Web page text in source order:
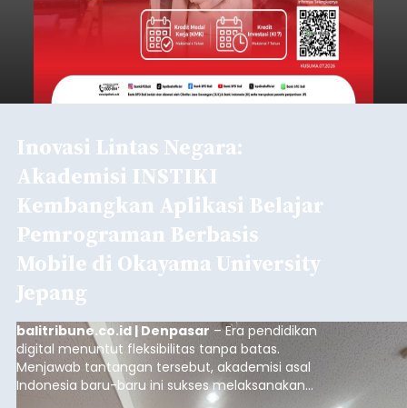
Inovasi Lintas Negara:
Akademisi INSTIKI
Kembangkan Aplikasi Belajar
Pemrograman Berbasis
Mobile di Okayama University
Jepang
balitribune.co.id | Denpasar – Era pendidikan
digital menuntut fleksibilitas tanpa batas.
Menjawab tantangan tersebut, akademisi asal
Indonesia baru-baru ini sukses melaksanakan
program Pengabdian Kepada Masyarakat (PKM)